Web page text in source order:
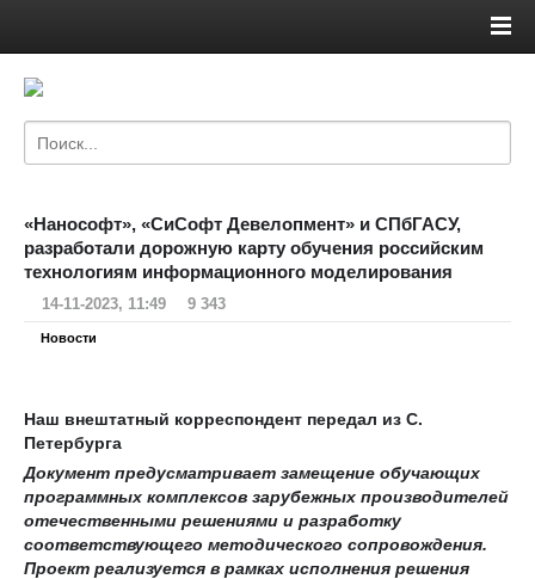
«Нанософт», «СиСофт Девелопмент» и СПбГАСУ,
разработали дорожную карту обучения российским
технологиям информационного моделирования
14-11-2023, 11:49 9 343
Новости
Наш внештатный корреспондент передал из С.
Петербурга
Документ предусматривает замещение обучающих
программных комплексов зарубежных производителей
отечественными решениями и разработку
соответствующего методического сопровождения.
Проект реализуется в рамках исполнения решения